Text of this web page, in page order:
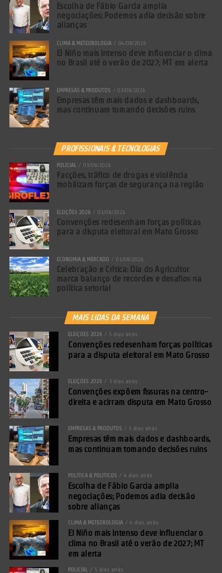
Escolha de Fábio Garcia amplia
negociações; Podemos adia decisão sobre
alianças
CLIMA & METEOROLOGIA 04/08/2026
El Niño mais intenso deve influenciar o clima
no Brasil até o verão de 2027; MT em alerta
EMPRESAS & PRODUTOS 03/08/2026
Empresas têm mais dados e dashboards,
mas continuam tomando decisões ruins
PROFISSIONAIS & TECNOLOGIAS
POLICIAL 03/08/2026
Facções, tráfico de drogas e violência
mobilizam forças de segurança na região
ELEIÇÕES 2026 03/08/2026
Convenções redesenham forças políticas
para a disputa eleitoral em Mato Grosso
ECONOMIA & MERCADO 01/08/2026
Celebração e Crítica: Dia do Agricultor
marca balanço de recordes e desafios na
política setorial
MAIS LIDAS DA SEMANA
ELEIÇÕES 2026 5 dias atrás
Convenções redesenham forças políticas
para a disputa eleitoral em Mato Grosso
ELEIÇÕES 2026 3 dias atrás
Convenções expõem fissuras na centro-
direita e acirram disputa em Mato Grosso
EMPRESAS & PRODUTOS 5 dias atrás
Empresas têm mais dados e dashboards,
mas continuam tomando decisões ruins
POLÍTICA & POLÍTICOS 4 dias atrás
Escolha de Fábio Garcia amplia
negociações; Podemos adia decisão
sobre alianças
CLIMA & METEOROLOGIA 4 dias atrás
El Niño mais intenso deve influenciar o
clima no Brasil até o verão de 2027; MT
em alerta
POLICIAL 5 dias atrás